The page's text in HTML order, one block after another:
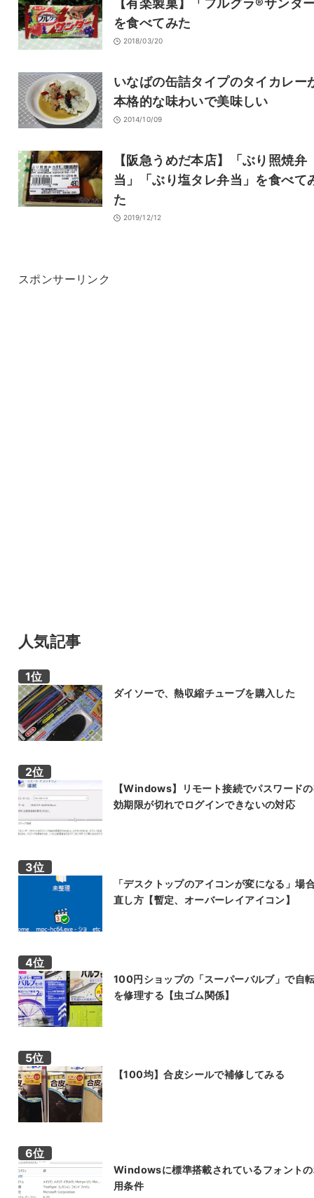
【有楽製菓】「フルグラ®サンダ
を食べてみた
2018/03/20
いなばの缶詰タイプのタイカレー
本格的な味わいで美味しい
2014/10/09
【阪急うめだ本店】「ぶり照焼弁
当」「ぶり塩タレ弁当」を食べて
た
2019/12/12
スポンサーリンク
人気記事
ダイソーで、熱収縮チューブを購入した
【Windows】リモート接続でパスワード
効期限が切れでログインできないの対応
「デスクトップのアイコンが変になる」場
直し方【暫定、オーバーレイアイコン】
100円ショップの「スーパーバルブ」で自
を修理する【虫ゴム関係】
【100均】合皮シールで補修してみる
Windowsに標準搭載されているフォント
用条件